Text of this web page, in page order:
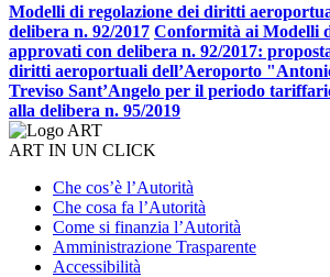
Modelli di regolazione dei diritti
delibera n. 92/2017 Conformità ai Modelli
approvati con delibera n. 92/2017:
diritti aeroportuali dell’Aeroporto
Treviso Sant’Angelo per il periodo
alla delibera n. 95/2019
ART IN UN CLICK
Che cos’è l’Autorità
Che cosa fa l’Autorità
Come si finanzia l’Autorità
Amministrazione Trasparente
Accessibilità